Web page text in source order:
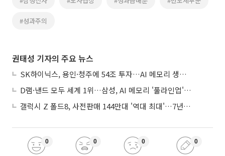
#성과주의
권태성 기자의 주요 뉴스
SK하이닉스, 용인·청주에 54조 투자…AI 메모리 생산기지 키운다
D램·낸드 모두 세계 1위…삼성, AI 메모리 '풀라인업'으로 승부
갤럭시 Z 폴드8, 사전판매 144만대 '역대 최대'…7년만에 갤노트10 기록 넘어
0 0 0 0